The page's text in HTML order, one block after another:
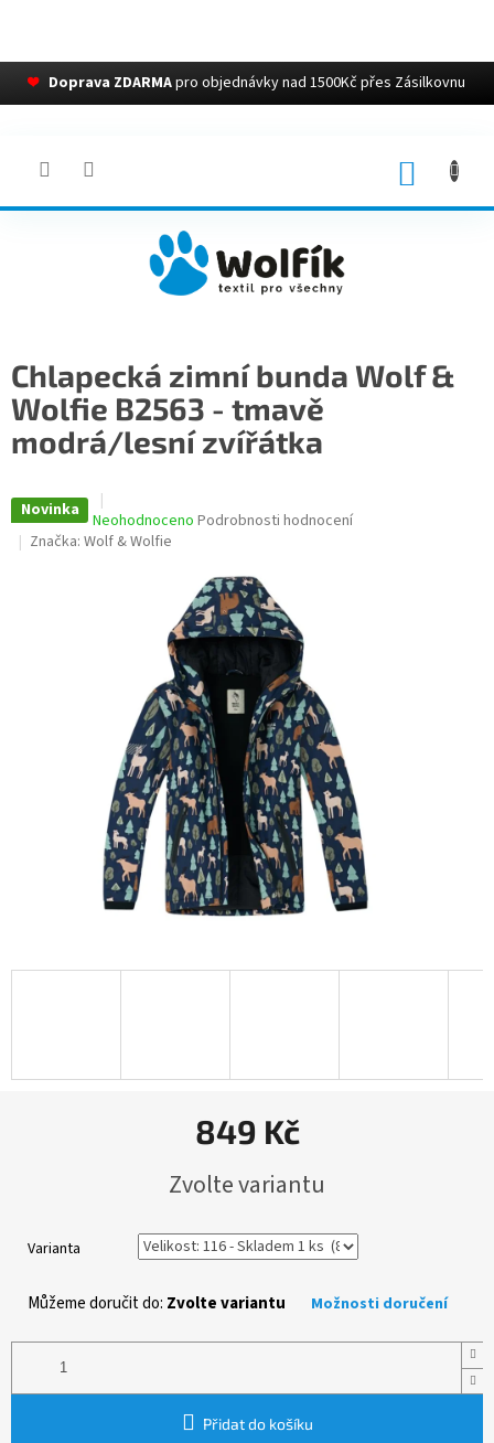
❤ Doprava ZDARMApro objednávky nad 1500Kč přes Zásilkovnu
Chlapecká zimní bunda Wolf &
Wolfie B2563 - tmavě
modrá/lesní zvířátka
Novinka
Průměrné
hodnocení
Neohodnoceno Podrobnosti hodnocení
Značka: Wolf & Wolfie
849 Kč
cena:
Zvolte variantu
Varianta
Můžeme doručit do: Zvolte variantu Možnosti doručení
Přidat do košíku